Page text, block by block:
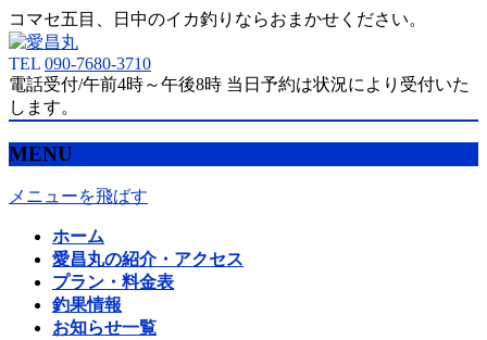
コマセ五目、日中のイカ釣りならおまかせください。
TEL 090-7680-3710
電話受付/午前4時～午後8時 当日予約は状況により受付いた
します。
MENU
メニューを飛ばす
ホーム
愛昌丸の紹介・アクセス
プラン・料金表
釣果情報
お知らせ一覧